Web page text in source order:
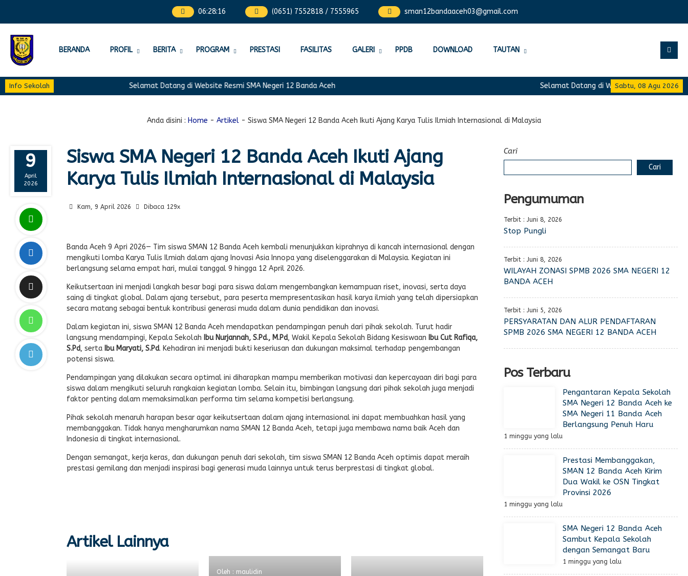
06:28:17 (0651) 7552818 / 7555965 sman12bandaaceh03@gmail.com
BERANDA PROFIL BERITA PROGRAM PRESTASI FASILITAS GALERI PPDB DOWNLOAD TAUTAN
Info Sekolah Sabtu, 08 Agu 2026
Selamat Datang di Website Resmi SMA Negeri
Selamat Datang di Website Resmi SMA Negeri 12 Banda Aceh
Anda disini : Home - Artikel - Siswa SMA Negeri 12 Banda Aceh Ikuti Ajang Karya Tulis Ilmiah Internasional di Malaysia
9
April
2026
Siswa SMA Negeri 12 Banda Aceh Ikuti Ajang
Karya Tulis Ilmiah Internasional di Malaysia
Kam, 9 April 2026 Dibaca 129x
Banda Aceh 9 Apri 2026— Tim siswa SMAN 12 Banda Aceh kembali menunjukkan kiprahnya di kancah internasional dengan
mengikuti lomba Karya Tulis Ilmiah dalam ajang Inovasi Asia Innopa yang diselenggarakan di Malaysia. Kegiatan ini
berlangsung selama empat hari, mulai tanggal 9 hingga 12 April 2026.
Keikutsertaan ini menjadi langkah besar bagi para siswa dalam mengembangkan kemampuan riset, inovasi, serta daya
saing di tingkat global. Dalam ajang tersebut, para peserta mempresentasikan hasil karya ilmiah yang telah dipersiapkan
secara matang sebagai bentuk kontribusi generasi muda dalam dunia pendidikan dan inovasi.
Dalam kegiatan ini, siswa SMAN 12 Banda Aceh mendapatkan pendampingan penuh dari pihak sekolah. Turut hadir
langsung mendampingi, Kepala Sekolah Ibu Nurjannah, S.Pd., M.Pd, Wakil Kepala Sekolah Bidang Kesiswaan Ibu Cut Rafiqa,
S.Pd, serta Ibu Maryati, S.Pd. Kehadiran ini menjadi bukti keseriusan dan dukungan maksimal terhadap pengembangan
potensi siswa.
Pendampingan yang dilakukan secara optimal ini diharapkan mampu memberikan motivasi dan kepercayaan diri bagi para
siswa dalam mengikuti seluruh rangkaian kegiatan lomba. Selain itu, bimbingan langsung dari pihak sekolah juga menjadi
faktor penting dalam memaksimalkan performa tim selama kompetisi berlangsung.
Pihak sekolah menaruh harapan besar agar keikutsertaan dalam ajang internasional ini dapat membuahkan hasil yang
membanggakan. Tidak hanya mengharumkan nama SMAN 12 Banda Aceh, tetapi juga membawa nama baik Aceh dan
Indonesia di tingkat internasional.
Dengan semangat, kerja keras, dan dukungan penuh dari sekolah, tim siswa SMAN 12 Banda Aceh optimis dapat meraih
prestasi gemilang dan menjadi inspirasi bagi generasi muda lainnya untuk terus berprestasi di tingkat global.
Artikel Lainnya
Oleh : maulidin
Cari
Cari
Pengumuman
Terbit : Juni 8, 2026
Stop Pungli
Terbit : Juni 8, 2026
WILAYAH ZONASI SPMB 2026 SMA NEGERI 12
BANDA ACEH
Terbit : Juni 5, 2026
PERSYARATAN DAN ALUR PENDAFTARAN
SPMB 2026 SMA NEGERI 12 BANDA ACEH
Pos Terbaru
Pengantaran Kepala Sekolah
SMA Negeri 12 Banda Aceh ke
SMA Negeri 11 Banda Aceh
Berlangsung Penuh Haru
1 minggu yang lalu
Prestasi Membanggakan,
SMAN 12 Banda Aceh Kirim
Dua Wakil ke OSN Tingkat
Provinsi 2026
1 minggu yang lalu
SMA Negeri 12 Banda Aceh
Sambut Kepala Sekolah
dengan Semangat Baru
1 minggu yang lalu